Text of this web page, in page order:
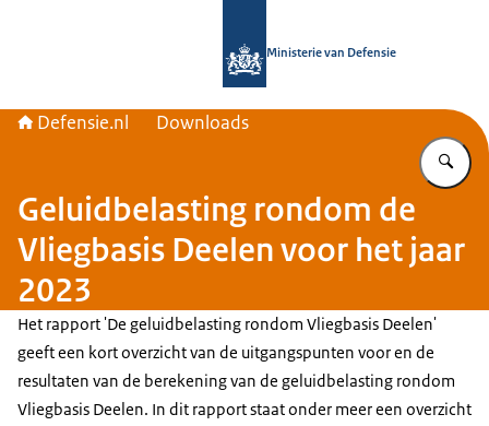
Ministerie van Defensie
Defensie.nl Downloads
Geluidbelasting rondom de
Vliegbasis Deelen voor het jaar
2023
Het rapport 'De geluidbelasting rondom Vliegbasis Deelen'
geeft een kort overzicht van de uitgangspunten voor en de
resultaten van de berekening van de geluidbelasting rondom
Vliegbasis Deelen. In dit rapport staat onder meer een overzicht